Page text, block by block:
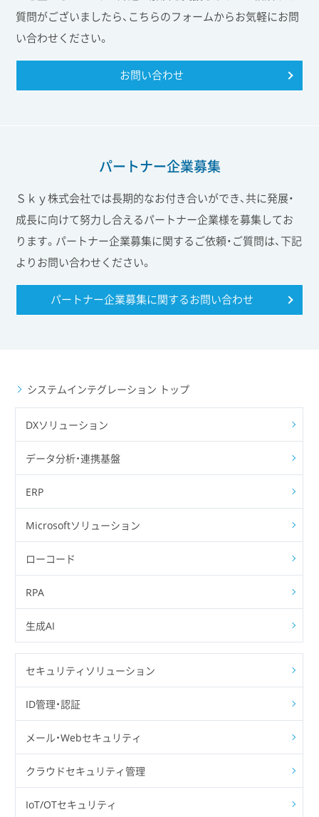
質問がございましたら、こちらのフォームからお気軽にお問
い合わせください。
お問い合わせ
パートナー企業募集
Ｓｋｙ株式会社では長期的なお付き合いができ、共に発展・
成長に向けて努力し合えるパートナー企業様を募集してお
ります。パートナー企業募集に関するご依頼・ご質問は、下記
よりお問い合わせください。
パートナー企業募集に関するお問い合わせ
システムインテグレーション トップ
DXソリューション
データ分析・連携基盤
ERP
Microsoftソリューション
ローコード
RPA
生成AI
セキュリティソリューション
ID管理・認証
メール・Webセキュリティ
クラウドセキュリティ管理
IoT/OTセキュリティ